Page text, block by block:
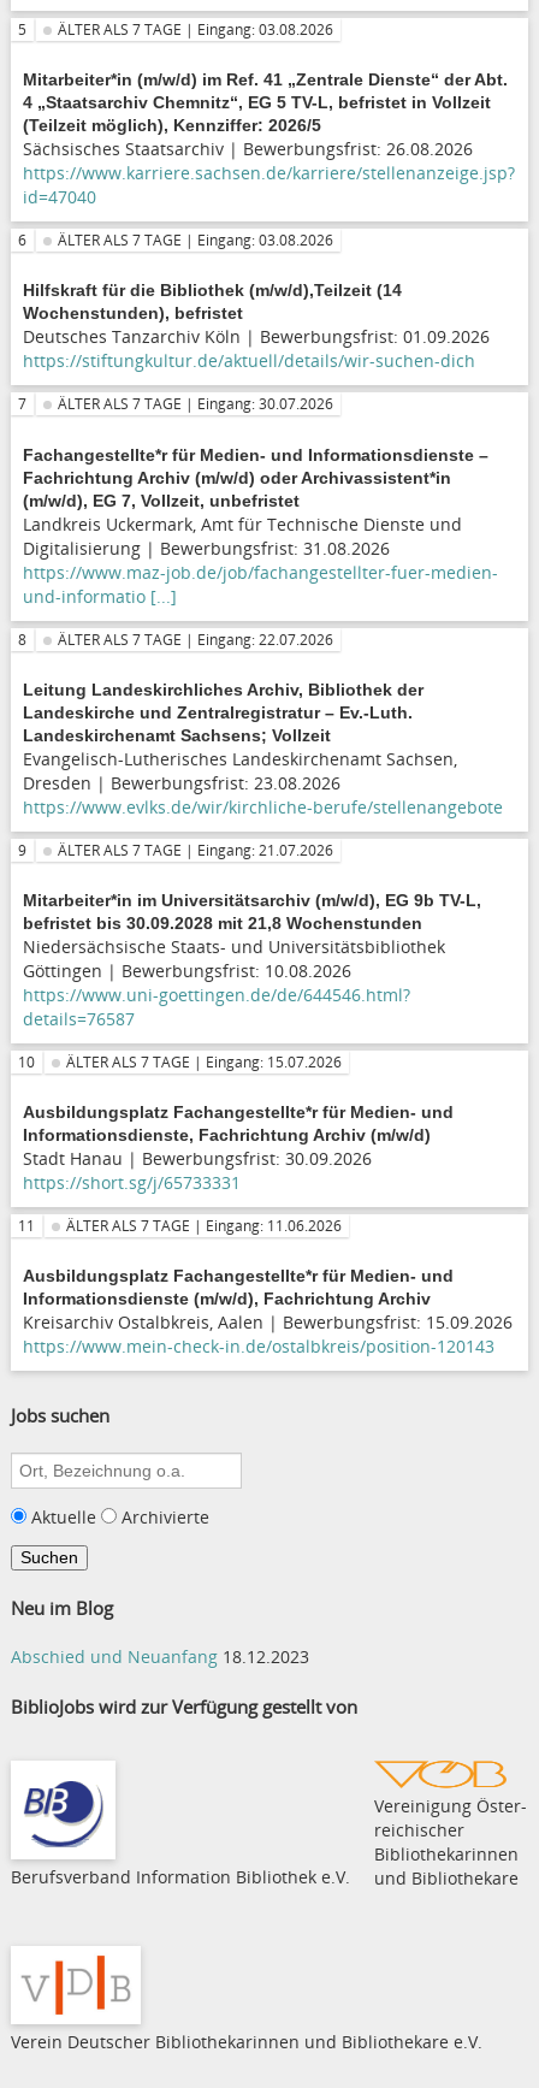
5 ÄLTER ALS 7 TAGE | Eingang: 03.08.2026
Mitarbeiter*in (m/w/d) im Ref. 41 „Zentrale Dienste“ der Abt.
4 „Staatsarchiv Chemnitz“, EG 5 TV-L, befristet in Vollzeit
(Teilzeit möglich), Kennziffer: 2026/5
Sächsisches Staatsarchiv | Bewerbungsfrist: 26.08.2026
https://www.karriere.sachsen.de/karriere/stellenanzeige.jsp?
id=47040
6 ÄLTER ALS 7 TAGE | Eingang: 03.08.2026
Hilfskraft für die Bibliothek (m/w/d),Teilzeit (14
Wochenstunden), befristet
Deutsches Tanzarchiv Köln | Bewerbungsfrist: 01.09.2026
https://stiftungkultur.de/aktuell/details/wir-suchen-dich
7 ÄLTER ALS 7 TAGE | Eingang: 30.07.2026
Fachangestellte*r für Medien- und Informationsdienste –
Fachrichtung Archiv (m/w/d) oder Archivassistent*in
(m/w/d), EG 7, Vollzeit, unbefristet
Landkreis Uckermark, Amt für Technische Dienste und
Digitalisierung | Bewerbungsfrist: 31.08.2026
https://www.maz-job.de/job/fachangestellter-fuer-medien-
und-informatio [...]
8 ÄLTER ALS 7 TAGE | Eingang: 22.07.2026
Leitung Landeskirchliches Archiv, Bibliothek der
Landeskirche und Zentralregistratur – Ev.-Luth.
Landeskirchenamt Sachsens; Vollzeit
Evangelisch-Lutherisches Landeskirchenamt Sachsen,
Dresden | Bewerbungsfrist: 23.08.2026
https://www.evlks.de/wir/kirchliche-berufe/stellenangebote
9 ÄLTER ALS 7 TAGE | Eingang: 21.07.2026
Mitarbeiter*in im Universitätsarchiv (m/w/d), EG 9b TV-L,
befristet bis 30.09.2028 mit 21,8 Wochenstunden
Niedersächsische Staats- und Universitätsbibliothek
Göttingen | Bewerbungsfrist: 10.08.2026
https://www.uni-goettingen.de/de/644546.html?
details=76587
10 ÄLTER ALS 7 TAGE | Eingang: 15.07.2026
Ausbildungsplatz Fachangestellte*r für Medien- und
Informationsdienste, Fachrichtung Archiv (m/w/d)
Stadt Hanau | Bewerbungsfrist: 30.09.2026
https://short.sg/j/65733331
11 ÄLTER ALS 7 TAGE | Eingang: 11.06.2026
Ausbildungsplatz Fachangestellte*r für Medien- und
Informationsdienste (m/w/d), Fachrichtung Archiv
Kreisarchiv Ostalbkreis, Aalen | Bewerbungsfrist: 15.09.2026
https://www.mein-check-in.de/ostalbkreis/position-120143
Jobs suchen
Suche
nach:
Aktuelle
Archivierte
Neu im Blog
Abschied und Neuanfang 18.12.2023
BiblioJobs wird zur Verfügung gestellt von
Berufsverband Information Bibliothek e.V.
Verein Deutscher Bibliothekarinnen und Bibliothekare e.V.
Vereinigung Öster­
rei­chi­scher
Bibliothekarinnen
und Bibliothekare